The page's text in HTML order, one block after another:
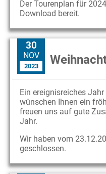
Der Tourenplan für
Download bereit.
30
NOV
2023
Ein ereignisreiches
wünschen Ihnen ein
freuen uns auf gute
Jahr.
Wir haben vom
geschlossen.